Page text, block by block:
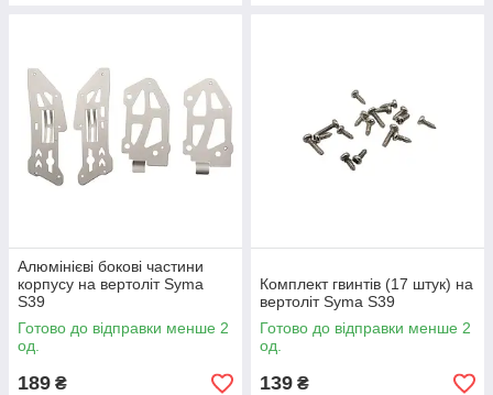
Алюмінієві бокові частини
корпусу на вертоліт Syma
S39
Готово до відправки менше 2
од.
189 ₴
Комплект гвинтів (17 штук) на
вертоліт Syma S39
Готово до відправки менше 2
од.
139 ₴